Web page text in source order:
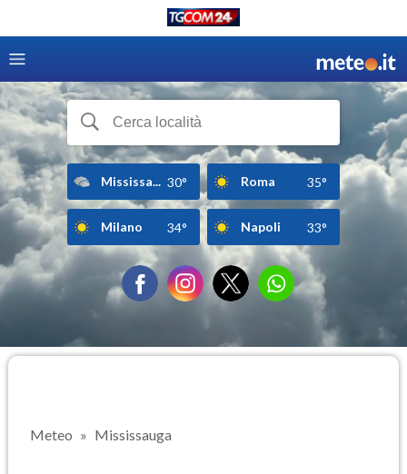
Mississa... 30° Roma 35°
Milano 34° Napoli 33°
Meteo Mississauga